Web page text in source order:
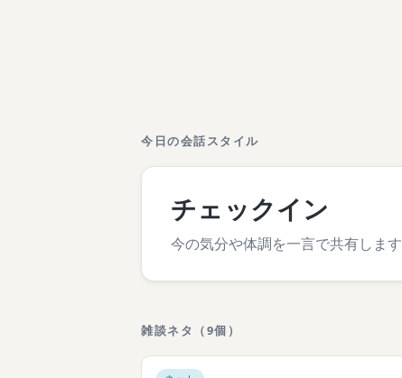
今日の会話スタイル
チェックイン
今の気分や体調を一言で共有します
雑談ネタ（9個）